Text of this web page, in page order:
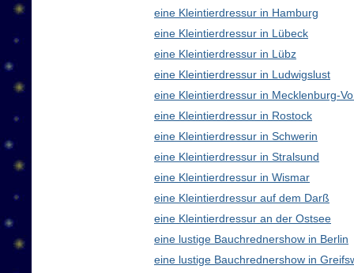
eine Kleintierdressur in Hamburg
eine Kleintierdressur in Lübeck
eine Kleintierdressur in Lübz
eine Kleintierdressur in Ludwigslust
eine Kleintierdressur in Mecklenburg-
eine Kleintierdressur in Rostock
eine Kleintierdressur in Schwerin
eine Kleintierdressur in Stralsund
eine Kleintierdressur in Wismar
eine Kleintierdressur auf dem Darß
eine Kleintierdressur an der Ostsee
eine lustige Bauchrednershow in Berlin
eine lustige Bauchrednershow in